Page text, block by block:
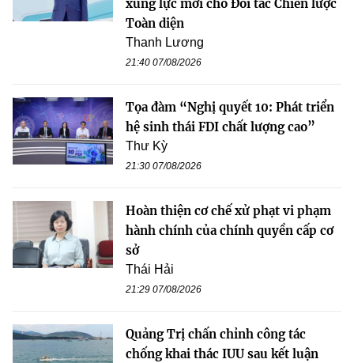
xung lực mới cho Đối tác Chiến lược
Toàn diện
Thanh Lương
21:40 07/08/2026
Tọa đàm “Nghị quyết 10: Phát triển
hệ sinh thái FDI chất lượng cao”
Thư Kỳ
21:30 07/08/2026
Hoàn thiện cơ chế xử phạt vi phạm
hành chính của chính quyền cấp cơ
sở
Thái Hải
21:29 07/08/2026
Quảng Trị chấn chỉnh công tác
chống khai thác IUU sau kết luận